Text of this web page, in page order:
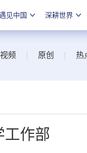
见中国 深耕世界
视频 原创 热
工作部